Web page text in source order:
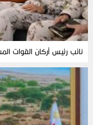
نائب رئيس أركان القوات